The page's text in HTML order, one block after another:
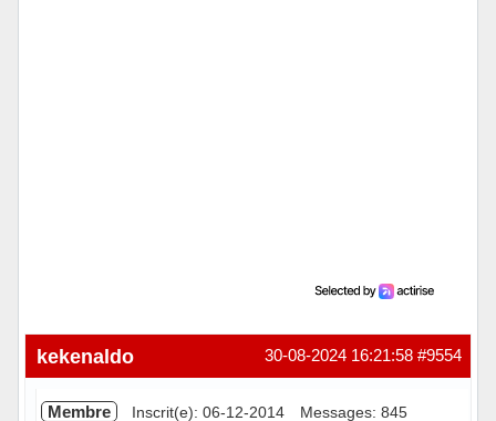
#9554
30-08-2024 16:21:58
kekenaldo
Membre Inscrit(e): 06-12-2014 Messages: 845